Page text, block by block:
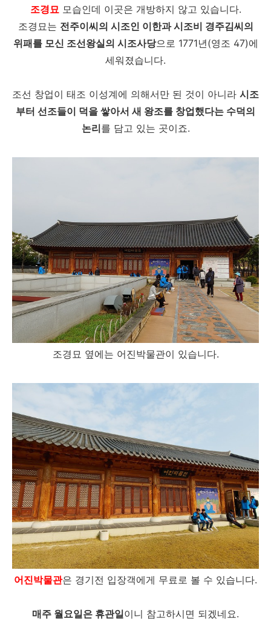
조경묘모습인데 이곳은 개방하지 않고 있습니다.
조경묘는 전주이씨의 시조인 이한과 시조비 경주김씨의
위패를 모신 조선왕실의 시조사당으로 1771년(영조 47)에
세워졌습니다.
조선 창업이 태조 이성계에 의해서만 된 것이 아니라 시조
부터 선조들이 덕을 쌓아서 새 왕조를 창업했다는 수덕의
논리를 담고 있는 곳이죠.
조경묘 옆에는 어진박물관이 있습니다.
어진박물관은 경기전 입장객에게 무료로 볼 수 있습니다.
매주 월요일은 휴관일이니 참고하시면 되겠네요.